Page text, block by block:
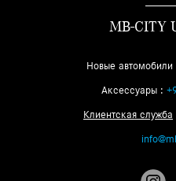
MB-CITY
Новые автомобили
Аксессуары :
Клиентская служба